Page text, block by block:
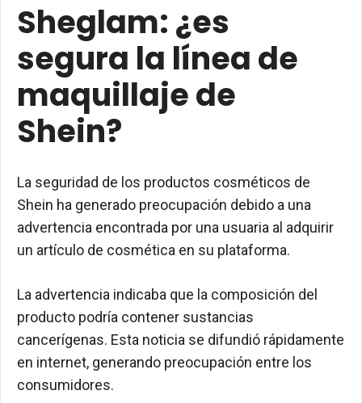
Sheglam: ¿es
segura la línea de
maquillaje de
Shein?
La seguridad de los productos cosméticos de
Shein ha generado preocupación debido a una
advertencia encontrada por una usuaria al adquirir
un artículo de cosmética en su plataforma.
La advertencia indicaba que la composición del
producto podría contener sustancias
cancerígenas. Esta noticia se difundió rápidamente
en internet, generando preocupación entre los
consumidores.